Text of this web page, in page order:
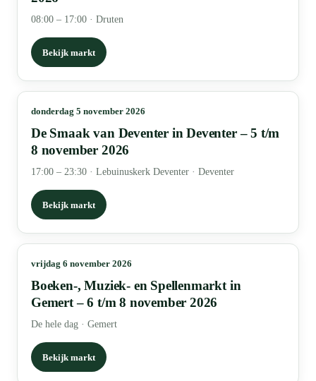
08:00 – 17:00 · Druten
Bekijk markt
donderdag 5 november 2026
De Smaak van Deventer in Deventer – 5 t/m
8 november 2026
17:00 – 23:30 · Lebuinuskerk Deventer · Deventer
Bekijk markt
vrijdag 6 november 2026
Boeken-, Muziek- en Spellenmarkt in
Gemert – 6 t/m 8 november 2026
De hele dag · Gemert
Bekijk markt